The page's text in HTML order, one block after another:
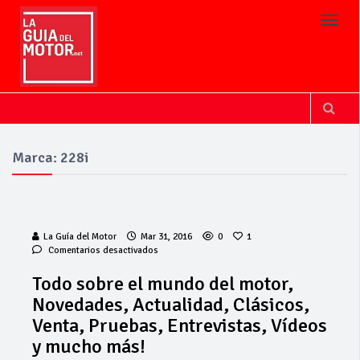
Marca: 228i
La Guía del Motor Mar 31, 2016 0
1
Comentarios desactivados
el
mundo
del
motor,
Todo sobre el mundo del motor,
Novedades, Actualidad, Clásicos,
Venta, Pruebas, Entrevistas, Vídeos
y mucho más!